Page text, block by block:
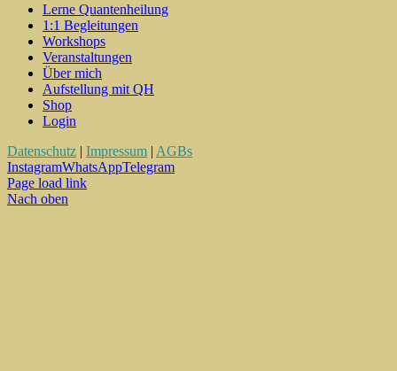
Lerne Quantenheilung
1:1 Begleitungen
Workshops
Veranstaltungen
Über mich
Aufstellung mit QH
Shop
Login
Datenschutz | Impressum | AGBs
InstagramWhatsAppTelegram
Page load link
Nach oben